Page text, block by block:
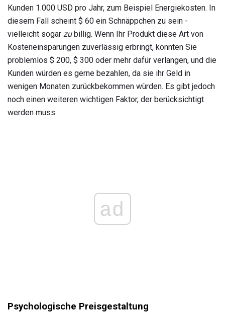
Kunden 1.000 USD pro Jahr, zum Beispiel Energiekosten. In
diesem Fall scheint $ 60 ein Schnäppchen zu sein -
vielleicht sogar zubillig. Wenn Ihr Produkt diese Art von
Kosteneinsparungen zuverlässig erbringt, könnten Sie
problemlos $ 200, $ 300 oder mehr dafür verlangen, und die
Kunden würden es gerne bezahlen, da sie ihr Geld in
wenigen Monaten zurückbekommen würden. Es gibt jedoch
noch einen weiteren wichtigen Faktor, der berücksichtigt
werden muss.
ad
Psychologische Preisgestaltung